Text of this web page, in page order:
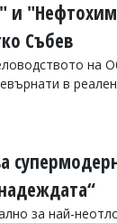
Събев
на
в
за най-